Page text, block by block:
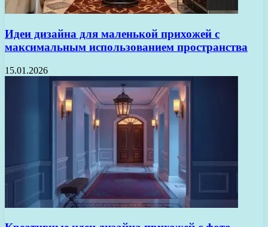
Идеи дизайна для маленькой прихожей с
максимальным использованием пространства
15.01.2026